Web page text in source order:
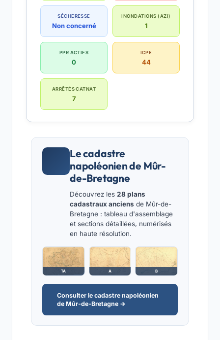
SÉCHERESSE
Non concerné
INONDATIONS (AZI)
1
PPR ACTIFS
0
ICPE
44
ARRÊTÉS CATNAT
7
Le cadastre
napoléonien de Mûr-
de-Bretagne
Découvrez les 28 plans
cadastraux anciens de Mûr-de-
Bretagne : tableau d'assemblage
et sections détaillées, numérisés
en haute résolution.
TA A B
Consulter le cadastre napoléonien
de Mûr-de-Bretagne →